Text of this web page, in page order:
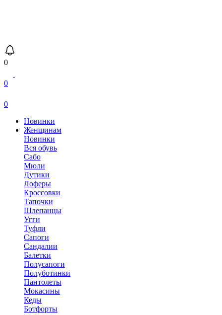
0
0
0
Новинки
Женщинам
Новинки
Вся обувь
Сабо
Мюли
Дутики
Лоферы
Кроссовки
Тапочки
Шлепанцы
Угги
Туфли
Сапоги
Сандалии
Балетки
Полусапоги
Полуботинки
Пантолеты
Мокасины
Кеды
Ботфорты